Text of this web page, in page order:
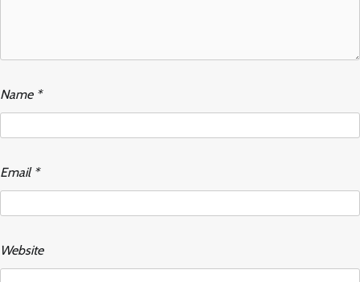
Name *
Email *
Website